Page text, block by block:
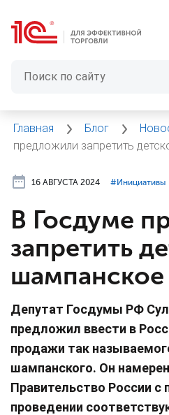
Главная Блог
предложили запретить
16 АВГУСТА 2024 #⁣Инициативы
В Госдуме
запретить
шампанское
Депутат Госдумы РФ
предложил ввести в
продажи так
шампанского. Он
Правительство России
проведении